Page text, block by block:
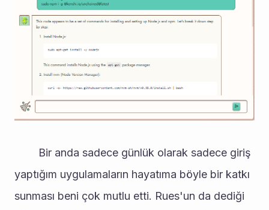
yaptığım uygulamaların hayatıma böyle bir katkı
sunması beni çok mutlu etti. Rues'un da dediği